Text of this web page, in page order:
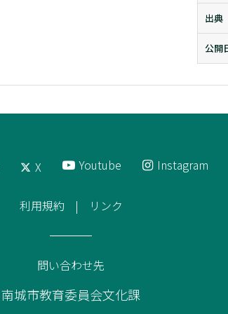
出典
公開
X Youtube Instagram
利用規約 リンク
問い合わせ先
南城市教育委員会文化課